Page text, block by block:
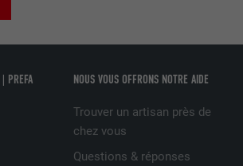
| PREFA NOUS VOUS OFFRONS NOTRE AIDE
Trouver un artisan près de
chez vous
Questions & réponses
1 jour
Utilisé par le service de réseau social
services intégrés